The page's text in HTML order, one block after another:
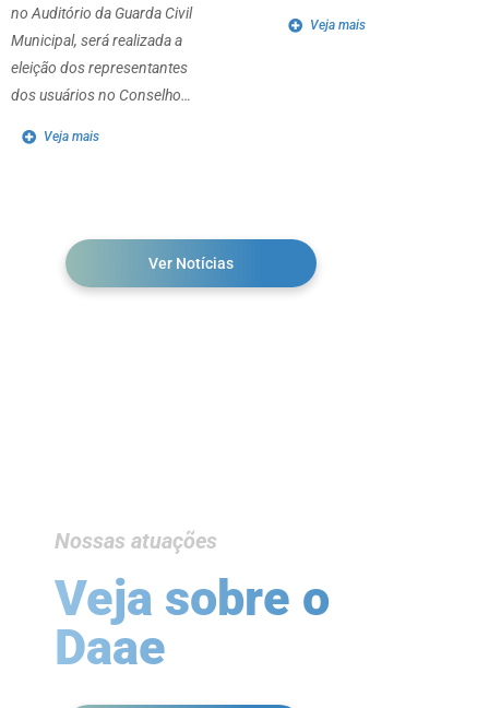
no Auditório da Guarda Civil
Municipal, será realizada a
eleição dos representantes
dos usuários no Conselho…
Veja mais
Veja mais
Ver Notícias
Nossas atuações
Veja sobre o
Daae